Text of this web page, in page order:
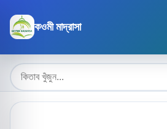
কওমী মাদ্রাসা